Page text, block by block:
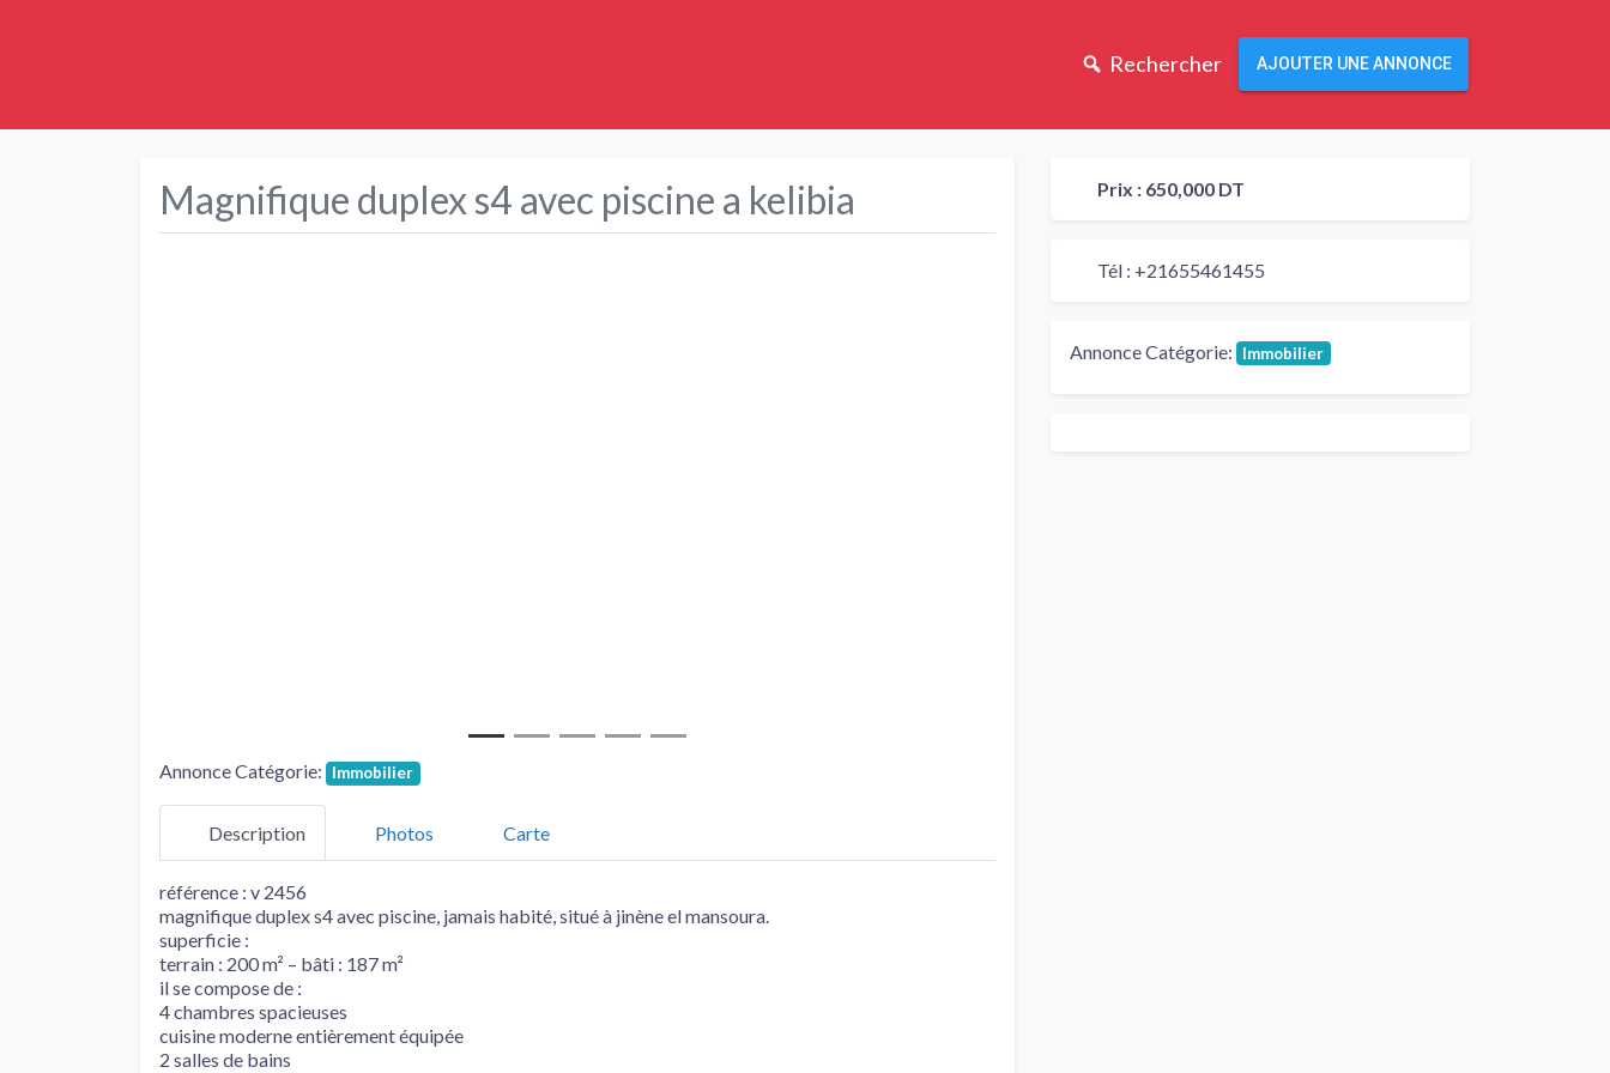
Rechercher AJOUTER UNE ANNONCE
Magnifique duplex s4 avec piscine a kelibia
Annonce Catégorie: Immobilier
Description Photos Carte
référence : v 2456
magnifique duplex s4 avec piscine, jamais habité, situé à jinène el mansoura.
superficie :
terrain : 200 m² – bâti : 187 m²
il se compose de :
4 chambres spacieuses
cuisine moderne entièrement équipée
2 salles de bains
Prix : 650,000 DT
Tél : +21655461455
Annonce Catégorie: Immobilier